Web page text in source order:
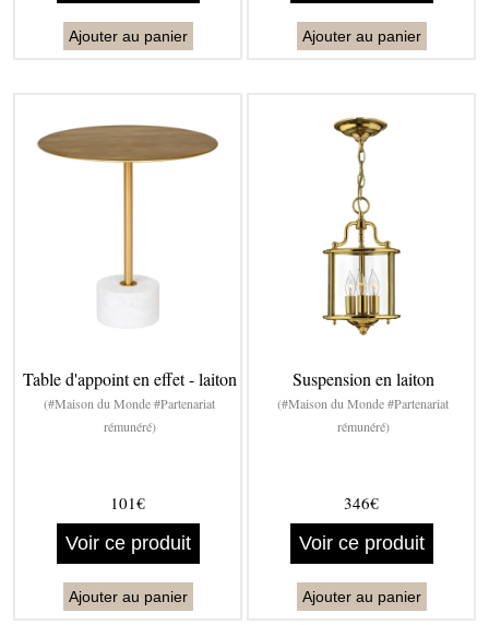
Ajouter au panier Ajouter au panier
Table d'appoint en effet - laiton
(#Maison du Monde #Partenariat
rémunéré)
101€
Voir ce produit
Ajouter au panier
Suspension en laiton
(#Maison du Monde #Partenariat
rémunéré)
346€
Voir ce produit
Ajouter au panier